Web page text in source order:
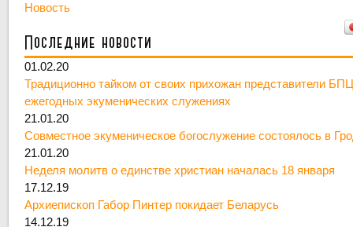
Новость
Последние новости
01.02.20
Традиционно тайком от своих прихожан представители
ежегодных экуменических служениях
21.01.20
Совместное экуменическое богослужение состоялось в
21.01.20
Неделя молитв о единстве христиан началась 18 января
17.12.19
Архиепископ Габор Пинтер покидает Беларусь
14.12.19